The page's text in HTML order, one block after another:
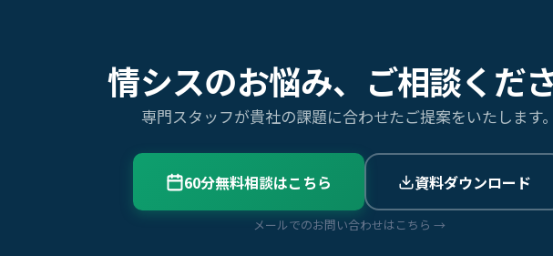
情シスのお悩み、ご相談くだ
専門スタッフが貴社の課題に合わせたご提案をいたします
60分無料相談はこちら 資料ダウンロード
メールでのお問い合わせはこちら →